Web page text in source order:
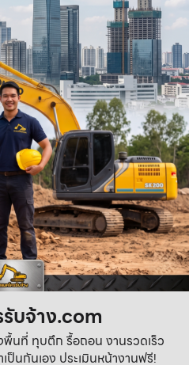
บจ้าง.com
นที่ ทุบตึก รื้อถอน งานรวดเร็ว
ป็นกันเอง ประเมินหน้างานฟรี!